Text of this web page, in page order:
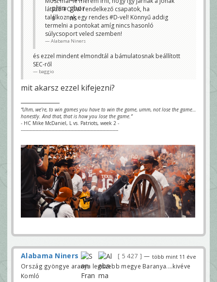
látszó #O-val rendelkező csapatok, ha
találkoznak egy rendes #D-vel! Könnyű addig
termelni a pontokat amíg nincs hasonló
súlycsoport veled szemben!
Alabama Niners
és ezzel mindent elmondtál a bámulatosnak beállított
SEC-ről
baggio
mit akarsz ezzel kifejezni?
“Uhm, we’re, to win games you have to win the game, umm, not lose the game…
honestly. And that, that is how you lose the game.”
- HC Mike McDaniel, L vs. Patriots, week 2 -
-------------------------------------------------------------------
több mint 11 éve
Alabama Niners 5 427
—
Ország gyöngye aranya legszebb megye Baranya....kivéve
Komló